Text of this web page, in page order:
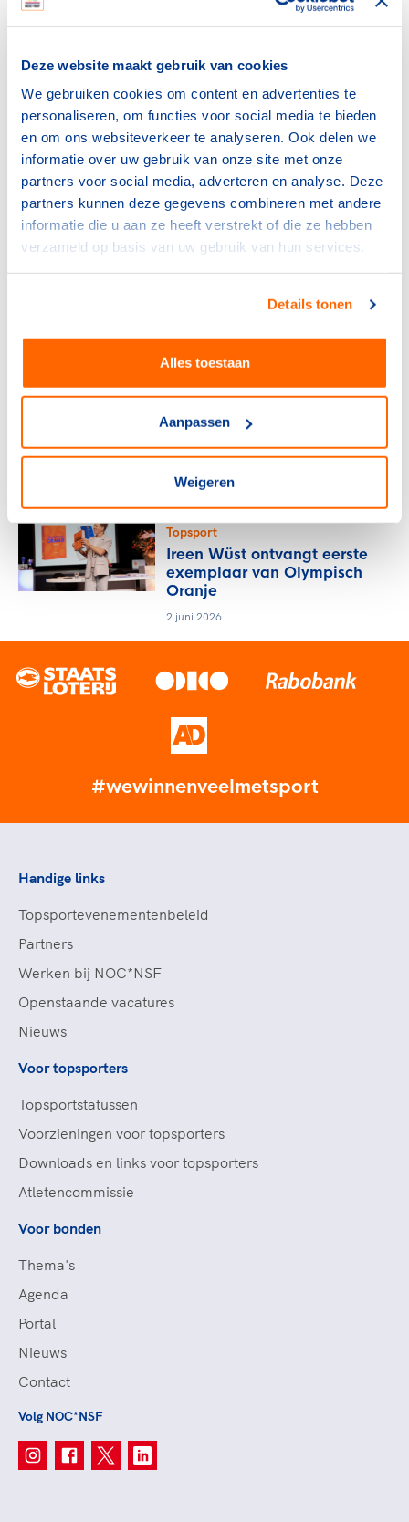
Deze website maakt gebruik van cookies
We gebruiken cookies om content en advertenties te
personaliseren, om functies voor social media te bieden
en om ons websiteverkeer te analyseren. Ook delen we
informatie over uw gebruik van onze site met onze
partners voor social media, adverteren en analyse. Deze
partners kunnen deze gegevens combineren met andere
informatie die u aan ze heeft verstrekt of die ze hebben
verzameld op basis van uw gebruik van hun services.
Details tonen
Alles toestaan
Aanpassen
Weigeren
Pre-camp TeamNL in Mission
2 augustus 2026
Topsport
Topsporters ontdekken
nieuwe perspectieven in
groepsprogramma KNVB en
TeamNL
8 juli 2026
de Olympische Spelen met
Topsport
Ireen Wüst en Jetze Plat
TeamNL
16 juni 2026
Topsport
Ireen Wüst ontvangt eerste
exemplaar van Olympisch
Oranje
2 juni 2026
#wewinnenveelmetsport
Handige links
Topsportevenementenbeleid
Partners
Werken bij NOC*NSF
Openstaande vacatures
Nieuws
Voor topsporters
Topsportstatussen
Voorzieningen voor topsporters
Downloads en links voor topsporters
Atletencommissie
Voor bonden
Thema's
Agenda
Portal
Nieuws
Contact
Volg NOC*NSF